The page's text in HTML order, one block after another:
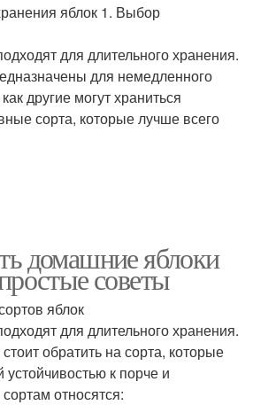
яблок 1. Выбор
для длительного хранения.
для немедленного
другие могут храниться
сорта, которые лучше всего
домашние яблоки
советы
яблок
для длительного хранения.
обратить на сорта, которые
к порче и
относятся: